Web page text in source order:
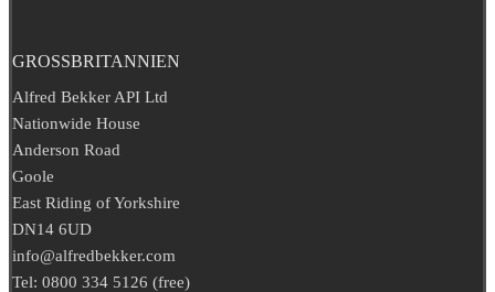
GROSSBRITANNIEN
Alfred Bekker API Ltd
Nationwide House
Anderson Road
Goole
East Riding of Yorkshire
DN14 6UD
info@alfredbekker.com
Tel: 0800 334 5126 (free)